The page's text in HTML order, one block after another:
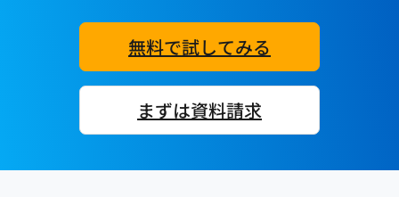
無料で試してみる
まずは資料請求